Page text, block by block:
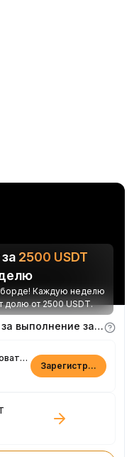
2500 USDT
Каждую неделю
долю от 2500 USDT.
Зарабатывайте баллы опыта за выполнение заданий
Регистрация нового пользователя
Зарегистрироваться